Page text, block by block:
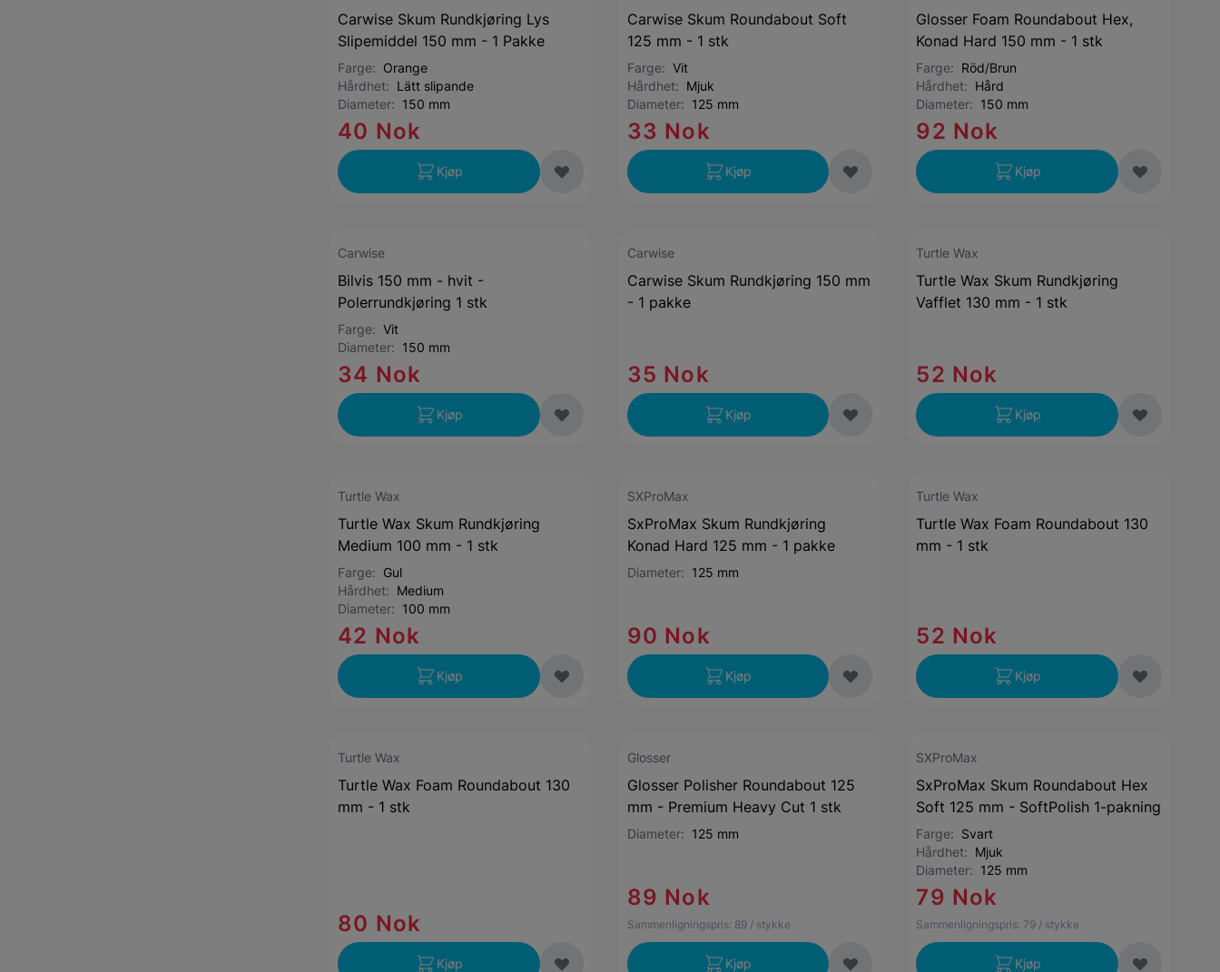
Carwise Skum Rundkjøring Lys
Slipemiddel 150 mm - 1 Pakke
Farge: Orange
Hårdhet: Lätt slipande
Diameter: 150 mm
40 Nok
Kjøp
Carwise Skum Roundabout Soft
125 mm - 1 stk
Farge: Vit
Hårdhet: Mjuk
Diameter: 125 mm
33 Nok
Kjøp
Glosser Foam Roundabout Hex,
Konad Hard 150 mm - 1 stk
Farge: Röd/Brun
Hårdhet: Hård
Diameter: 150 mm
92 Nok
Kjøp
Carwise
Bilvis 150 mm - hvit -
Polerrundkjøring 1 stk
Farge: Vit
Diameter: 150 mm
34 Nok
Kjøp
Carwise
Carwise Skum Rundkjøring 150 mm
- 1 pakke
35 Nok
Kjøp
Turtle Wax
Turtle Wax Skum Rundkjøring
Vafflet 130 mm - 1 stk
52 Nok
Kjøp
Turtle Wax
Turtle Wax Skum Rundkjøring
Medium 100 mm - 1 stk
Farge: Gul
Hårdhet: Medium
Diameter: 100 mm
42 Nok
Kjøp
SXProMax
SxProMax Skum Rundkjøring
Konad Hard 125 mm - 1 pakke
Diameter: 125 mm
90 Nok
Kjøp
Turtle Wax
Turtle Wax Foam Roundabout 130
mm - 1 stk
52 Nok
Kjøp
Turtle Wax
Turtle Wax Foam Roundabout 130
mm - 1 stk
80 Nok
Kjøp
Glosser
Glosser Polisher Roundabout 125
mm - Premium Heavy Cut 1 stk
Diameter: 125 mm
89 Nok
Sammenligningspris: 89 / stykke
Kjøp
SXProMax
SxProMax Skum Roundabout Hex
Soft 125 mm - SoftPolish 1-pakning
Farge: Svart
Hårdhet: Mjuk
Diameter: 125 mm
79 Nok
Sammenligningspris: 79 / stykke
Kjøp